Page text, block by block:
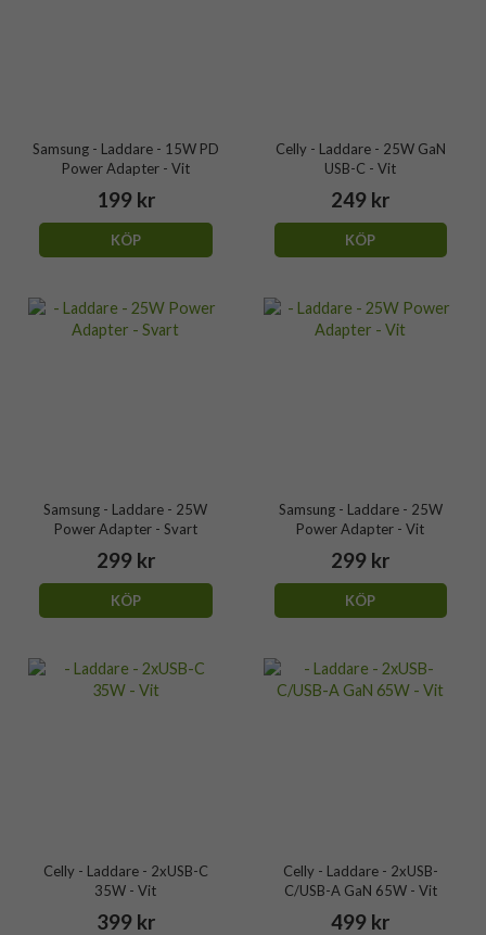
Samsung - Laddare - 15W PD
Power Adapter - Vit
199 kr
KÖP
Celly - Laddare - 25W GaN
USB-C - Vit
249 kr
KÖP
Samsung - Laddare - 25W
Power Adapter - Svart
299 kr
KÖP
Samsung - Laddare - 25W
Power Adapter - Vit
299 kr
KÖP
Celly - Laddare - 2xUSB-C
35W - Vit
399 kr
Celly - Laddare - 2xUSB-
C/USB-A GaN 65W - Vit
499 kr